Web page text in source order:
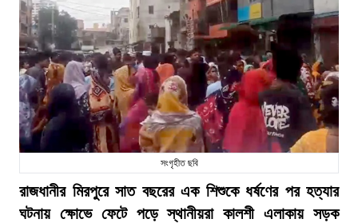
সংগৃহীত ছবি
রাজধানীর মিরপুরে সাত বছরের এক শিশুকে ধর্ষণের পর হত্যার
ঘটনায় ক্ষোভে ফেটে পড়ে স্থানীয়রা কালশী এলাকায় সড়ক